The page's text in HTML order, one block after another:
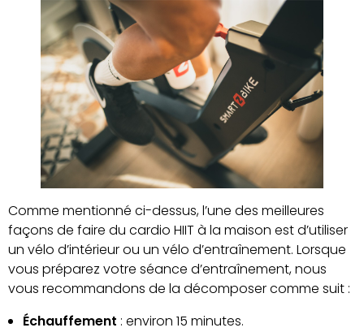
Comme mentionné ci-dessus, l’une des meilleures
façons de faire du cardio HIIT à la maison est d’utiliser
un vélo d’intérieur ou un vélo d’entraînement. Lorsque
vous préparez votre séance d’entraînement, nous
vous recommandons de la décomposer comme suit :
Échauffement : environ 15 minutes.